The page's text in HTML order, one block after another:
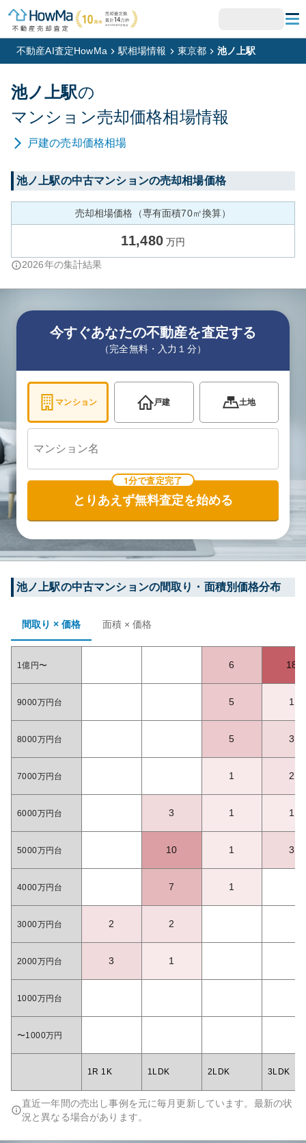
不動産AI査定HowMa 駅相場情報 東京都 池ノ上駅
池ノ上駅の
マンション売却価格相場情報
戸建の売却価格相場
池ノ上駅の中古マンションの売却相場価格
売却相場価格（専有面積70㎡換算）
11,480 万円
2026年の集計結果
今すぐあなたの不動産を査定する
（完全無料・入力１分）
マンション 戸建 土地
1分で査定完了
とりあえず無料査定を始める
池ノ上駅の中古マンションの間取り・面積別価格分布
間取り × 価格 面積 × 価格
1億円〜 6 18
9000万円台 5 1
8000万円台 5 3
7000万円台 1 2
6000万円台 3 1 1
5000万円台 10 1 3
4000万円台 7 1
3000万円台 2 2
2000万円台 3 1
1000万円台
〜1000万円
1R 1K 1LDK 2LDK 3LDK
直近一年間の売出し事例を元に毎月更新しています。最新の状
況と異なる場合があります。